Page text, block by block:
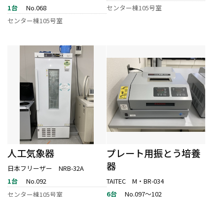
1台
No.068
センター棟105号室
センター棟105号室
人工気象器
日本フリーザー NRB-32A
1台
No.092
センター棟105号室
プレート用振とう培養
器
TAITEC M・BR-034
6台
No.097～102